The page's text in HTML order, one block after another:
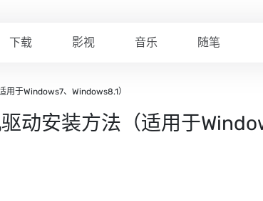
下载 影视 音乐 随笔
于Windows7、Windows8.1）
动安装方法（适用于